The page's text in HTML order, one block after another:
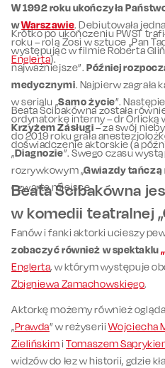
W 1992 roku ukończyła
wWarszawie. Debiutowała
roku – rolą Zosi w sztuce „Pan
Englerta).
Krótko po ukończeniu PWST
występując w filmie Roberta
najważniejsze”. Później
medycznymi. Najpierw zagrała
w serialu „Samo życie”.
ordynatorkę interny – dr Orlicką
do 2019 roku grała
„Diagnozie”. Swego czasu
rozrywkowym „Gwiazdy tańczą
czwarte miejsce.
Beata Ścibakówna została
Krzyżem Zasługi– za swój
doświadczenie aktorskie (a
Beata Ścibakówna
w komedii teatralnej
Fanów i fanki aktorki ucieszy
zobaczyć również w spektaklu
Englerta, w którym występuje
Zbigniewa Zamachowskiego.
Aktorkę możemy również
„Prawda” w reżyseriiWojciecha
ZielińskimiTomaszem
widzów do łez w historii, gdzie